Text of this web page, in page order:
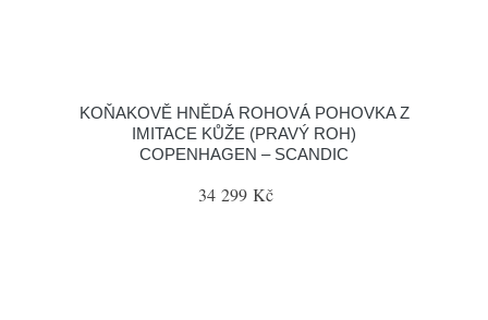
KOŇAKOVĚ HNĚDÁ ROHOVÁ POHOVKA Z
IMITACE KŮŽE (PRAVÝ ROH)
COPENHAGEN – SCANDIC
34 299 Kč